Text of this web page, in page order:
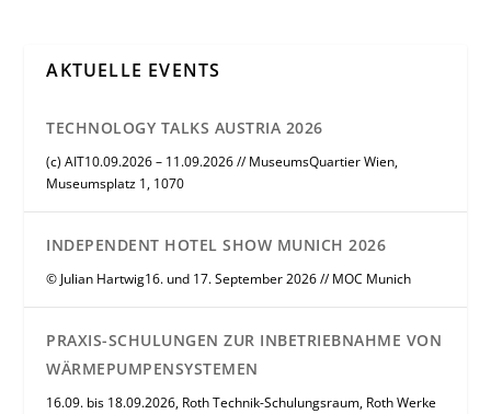
AKTUELLE EVENTS
TECHNOLOGY TALKS AUSTRIA 2026
(c) AIT10.09.2026 – 11.09.2026 // MuseumsQuartier Wien,
Museumsplatz 1, 1070
INDEPENDENT HOTEL SHOW MUNICH 2026
© Julian Hartwig16. und 17. September 2026 // MOC Munich
PRAXIS-SCHULUNGEN ZUR INBETRIEBNAHME VON
WÄRMEPUMPENSYSTEMEN
16.09. bis 18.09.2026, Roth Technik-Schulungsraum, Roth Werke